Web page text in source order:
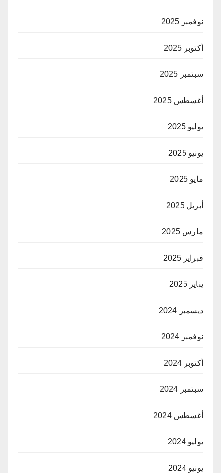
نوفمبر 2025
أكتوبر 2025
سبتمبر 2025
أغسطس 2025
يوليو 2025
يونيو 2025
مايو 2025
أبريل 2025
مارس 2025
فبراير 2025
يناير 2025
ديسمبر 2024
نوفمبر 2024
أكتوبر 2024
سبتمبر 2024
أغسطس 2024
يوليو 2024
يونيو 2024